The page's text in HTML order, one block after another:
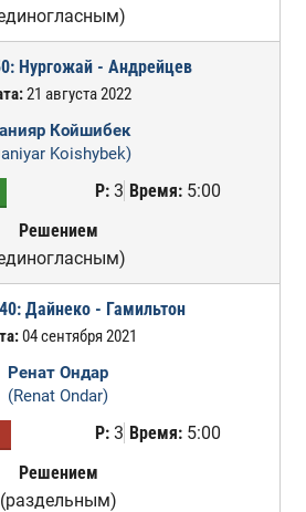
Нургожай - Андрейцев
21 августа 2022
Койшибек
Koishybek)
Р:3 Время:5:00
Решением
Дайнеко - Гамильтон
04 сентября 2021
Ренат Ондар
(Renat Ondar)
Р:3 Время:5:00
Решением
(раздельным)